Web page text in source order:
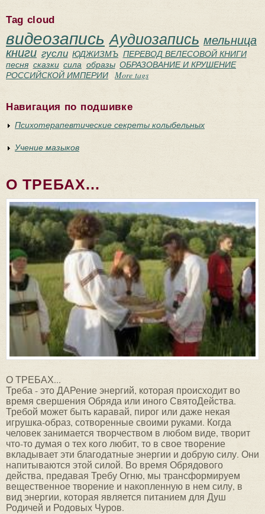
Tag cloud
видеозапись Аудиозапись мельница
книги гусли ЮДЖИЗМЪ ПЕРЕВОД ВЕЛЕСОВОЙ КНИГИ
песня сказки сила образы ОБРАЗОВАНИЕ И КРУШЕНИЕ
РОССИЙСКОЙ ИМПЕРИИ More tags
Навигация по подшивке
Психотерапевтические секреты колыбельных
Учение мазыков
О ТРЕБАХ...
О ТРЕБАХ...
Треба - это ДАРение энергий, которая происходит во
время свершения Обряда или иного СвятоДейства.
Требой может быть каравай, пирог или даже некая
игрушка-образ, сотворенные своими руками. Когда
человек занимается творчеством в любом виде, творит
что-то думая о тех кого любит, то в свое творение
вкладывает эти благодатные энергии и добрую силу. Они
напитываются этой силой. Во время Обрядового
действа, предавая Требу Огню, мы трансформируем
вещественное творение и накопленную в нем силу, в
вид энергии, которая является питанием для Душ
Родичей и Родовых Чуров.